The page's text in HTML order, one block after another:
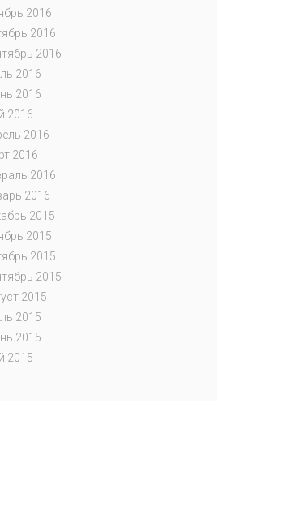
2016
2016
2016
2016
2016
2016
2016
2016
2016
2016
2015
2015
2015
2015
2015
2015
2015
2015